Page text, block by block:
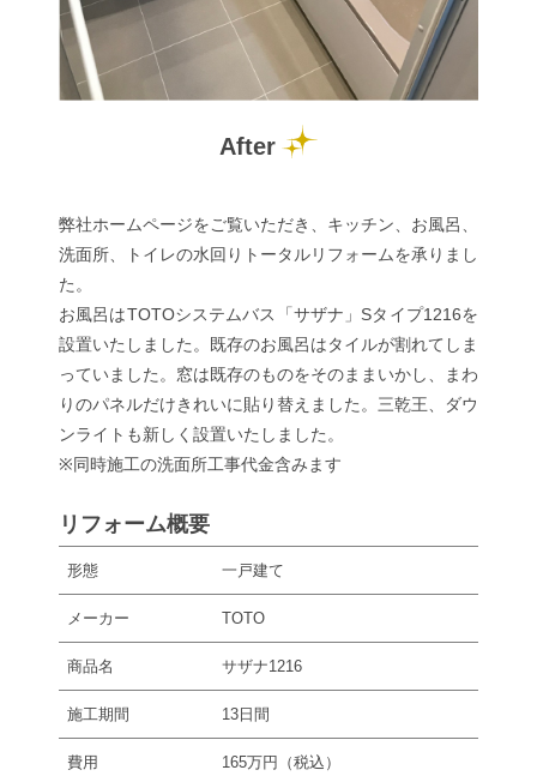
After
弊社ホームページをご覧いただき、キッチン、お風呂、
洗面所、トイレの水回りトータルリフォームを承りまし
た。
お風呂はTOTOシステムバス「サザナ」Sタイプ1216を
設置いたしました。既存のお風呂はタイルが割れてしま
っていました。窓は既存のものをそのままいかし、まわ
りのパネルだけきれいに貼り替えました。三乾王、ダウ
ンライトも新しく設置いたしました。
※同時施工の洗面所工事代金含みます
リフォーム概要
形態 一戸建て
メーカー TOTO
商品名 サザナ1216
施工期間 13日間
費用 165万円（税込）